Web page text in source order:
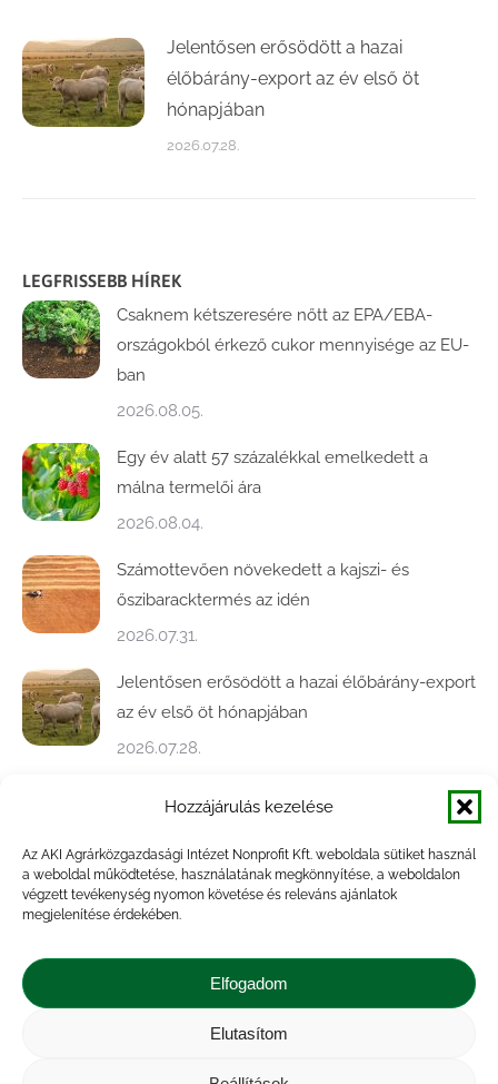
Hozzájárulás kezelése
Az AKI Agrárközgazdasági Intézet Nonprofit Kft. weboldala sütiket használ
a weboldal működtetése, használatának megkönnyítése, a weboldalon
végzett tevékenység nyomon követése és releváns ajánlatok
megjelenítése érdekében.
Elfogadom
Elutasítom
Jelentősen erősödött a hazai
élőbárány-export az év első öt
hónapjában
2026.07.28.
LEGFRISSEBB HÍREK
Csaknem kétszeresére nőtt az EPA/EBA-
országokból érkező cukor mennyisége az EU-
ban
2026.08.05.
Egy év alatt 57 százalékkal emelkedett a
málna termelői ára
2026.08.04.
Számottevően növekedett a kajszi- és
őszibaracktermés az idén
2026.07.31.
Jelentősen erősödött a hazai élőbárány-export
az év első öt hónapjában
2026.07.28.
Közel ötödével bővült a baromfivágás
2026.07.28.
A végéhez közelít az őszi búza betakarítása
Kapcsolat |